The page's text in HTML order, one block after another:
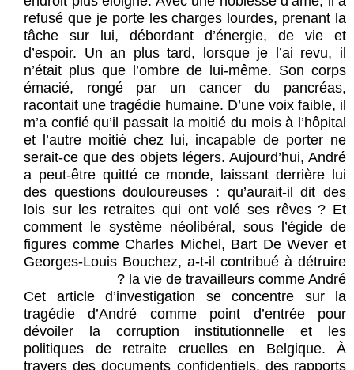
refusé que je porte les charges lourdes, prenant la
tâche sur lui, débordant d’énergie, de vie et
d’espoir. Un an plus tard, lorsque je l’ai revu, il
n’était plus que l’ombre de lui-même. Son corps
émacié, rongé par un cancer du pancréas,
racontait une tragédie humaine. D’une voix faible, il
m’a confié qu’il passait la moitié du mois à l’hôpital
et l’autre moitié chez lui, incapable de porter ne
serait-ce que des objets légers. Aujourd’hui, André
a peut-être quitté ce monde, laissant derrière lui
des questions douloureuses : qu’aurait-il dit des
lois sur les retraites qui ont volé ses rêves ? Et
comment le système néolibéral, sous l’égide de
figures comme Charles Michel, Bart De Wever et
Georges-Louis Bouchez, a-t-il contribué à détruire
la vie de travailleurs comme André ?
Cet article d’investigation se concentre sur la
tragédie d’André comme point d’entrée pour
dévoiler la corruption institutionnelle et les
politiques de retraite cruelles en Belgique. À
travers des documents confidentiels, des rapports